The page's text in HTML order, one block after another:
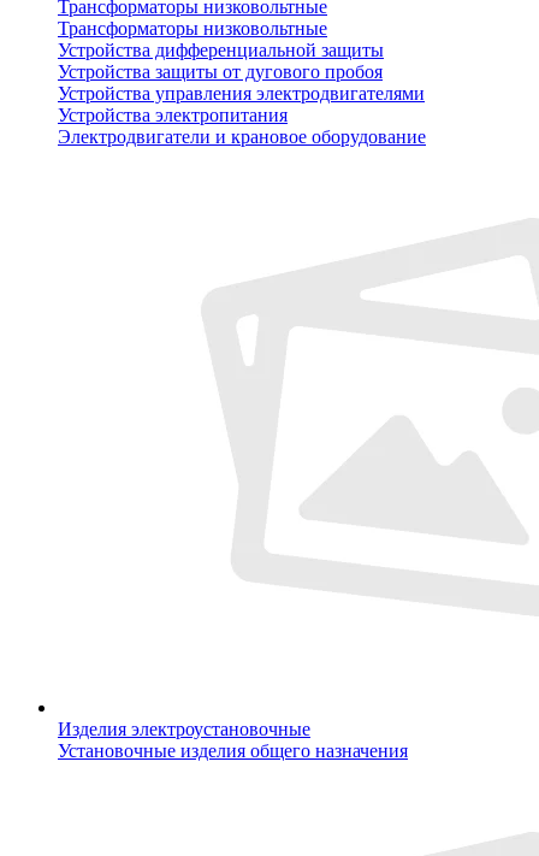
Трансформаторы низковольтные
Трансформаторы низковольтные
Устройства дифференциальной защиты
Устройства защиты от дугового пробоя
Устройства управления электродвигателями
Устройства электропитания
Электродвигатели и крановое оборудование
Изделия электроустановочные
Установочные изделия общего назначения